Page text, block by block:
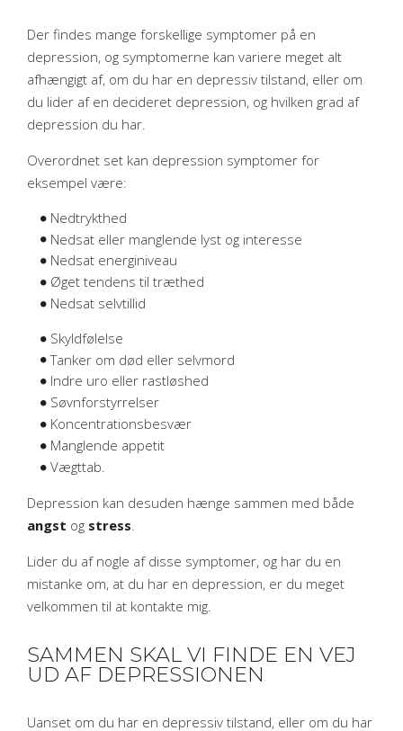
Der findes mange forskellige symptomer på en
depression, og symptomerne kan variere meget alt
afhængigt af, om du har en depressiv tilstand, eller om
du lider af en decideret depression, og hvilken grad af
depression du har.​
Overordnet set kan depression symptomer for
eksempel være:​
Nedtrykthed
Nedsat eller manglende lyst og interesse
Nedsat energiniveau
Øget tendens til træthed
Nedsat selvtillid
Skyldfølelse
Tanker om død eller selvmord
Indre uro eller rastløshed
Søvnforstyrrelser
Koncentrationsbesvær
Manglende appetit
Vægttab.​
Depression kan desuden hænge sammen med både
angst og stress
Lider du af nogle af disse symptomer, og har du en
mistanke om, at du har en depression, er du meget
velkommen til at kontakte mig.​
SAMMEN SKAL VI FINDE EN VEJ
UD AF DEPRESSIONEN
Uanset om du har en depressiv tilstand, eller om du har